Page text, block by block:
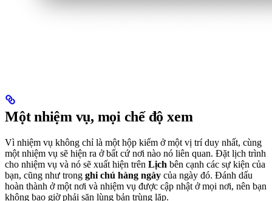
Một nhiệm vụ, mọi chế độ xem
Vì nhiệm vụ không chỉ là một hộp kiểm ở một vị trí duy nhất, cùng
một nhiệm vụ sẽ hiện ra ở bất cứ nơi nào nó liên quan. Đặt lịch trình
cho nhiệm vụ và nó sẽ xuất hiện trên Lịch bên cạnh các sự kiện của
bạn, cũng như trong ghi chú hàng ngày của ngày đó. Đánh dấu
hoàn thành ở một nơi và nhiệm vụ được cập nhật ở mọi nơi, nên bạn
không bao giờ phải săn lùng bản trùng lặp.